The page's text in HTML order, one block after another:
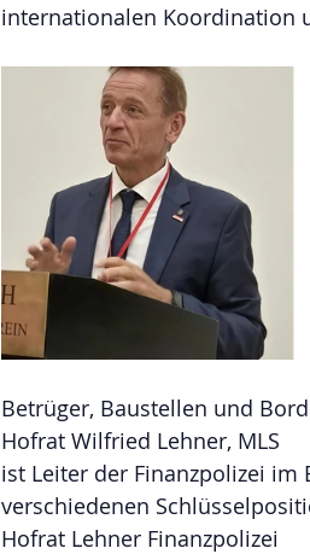
internationalen Koordination
Betrüger, Baustellen und
Hofrat Wilfried Lehner, MLS
ist Leiter der Finanzpolizei
verschiedenen
Hofrat Lehner Finanzpolizei